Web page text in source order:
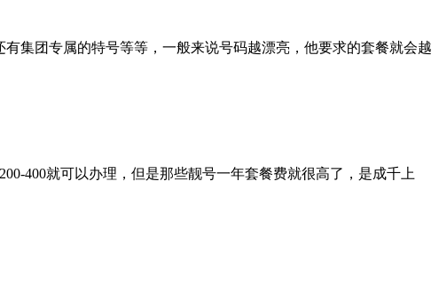
集团专属的特号等等，一般来说号码越漂亮，他要求的套餐就会越
400就可以办理，但是那些靓号一年套餐费就很高了，是成千上